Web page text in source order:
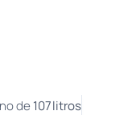
de 107 litros